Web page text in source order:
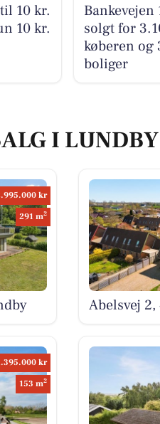
10 kr.
10 kr.
solgt for
køberen og
boliger
I LUNDBY
kr
291 m2
Abelsvej
kr
153 m2